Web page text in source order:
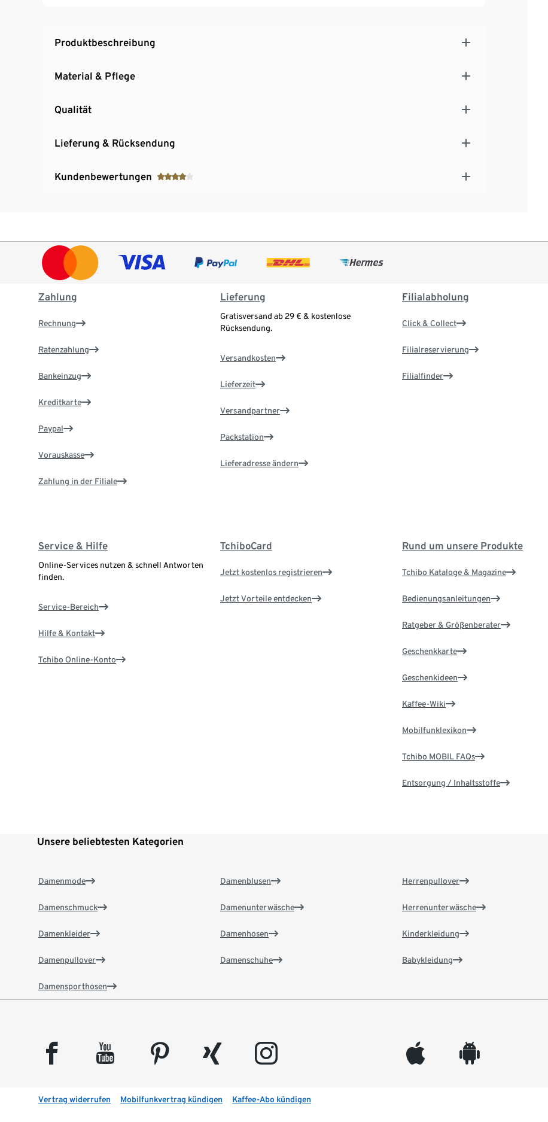
Produktbeschreibung
Material & Pflege
Qualität
Lieferung & Rücksendung
Kundenbewertungen
Zahlung
Rechnung
Ratenzahlung
Bankeinzug
Kreditkarte
Paypal
Vorauskasse
Zahlung in der Filiale
Lieferung
Gratisversand ab 29 € & kostenlose
Rücksendung.
Versandkosten
Lieferzeit
Versandpartner
Packstation
Lieferadresse ändern
Filialabholung
Click & Collect
Filialreservierung
Filialfinder
Service & Hilfe
Online-Services nutzen & schnell Antworten
finden.
Service-Bereich
Hilfe & Kontakt
Tchibo Online-Konto
TchiboCard
Jetzt kostenlos registrieren
Jetzt Vorteile entdecken
Rund um unsere Produkte
Tchibo Kataloge & Magazine
Bedienungsanleitungen
Ratgeber & Größenberater
Geschenkkarte
Geschenkideen
Kaffee-Wiki
Mobilfunklexikon
Tchibo MOBIL FAQs
Entsorgung / Inhaltsstoffe
Unsere beliebtesten Kategorien
Damenmode
Damenschmuck
Damenkleider
Damenpullover
Damensporthosen
Damenblusen
Damenunterwäsche
Damenhosen
Damenschuhe
Herrenpullover
Herrenunterwäsche
Kinderkleidung
Babykleidung
facebook youtube pinterest xing instagram appleinc android
Vertrag widerrufen Mobilfunkvertrag kündigen Kaffee-Abo kündigen